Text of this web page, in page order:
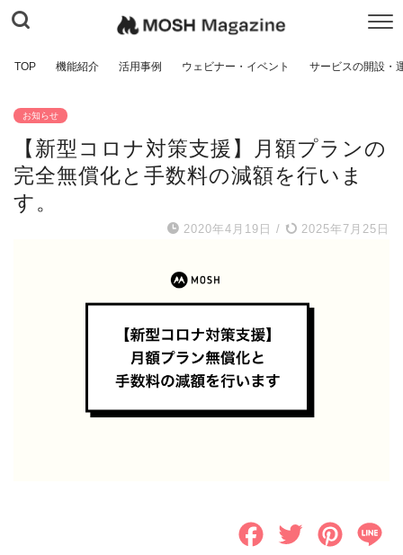
TOP 機能紹介 活用事例 ウェビナー・イベント サービスの開設・
お知らせ
【新型コロナ対策支援】月額プランの
完全無償化と手数料の減額を行いま
す。
2020年4月19日 / 2025年7月25日